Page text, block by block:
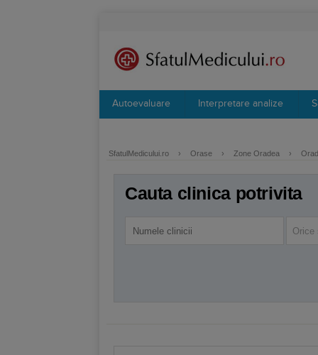
Autoevaluare Interpretare analize
SfatulMedicului.ro › Orase › Zone Oradea ›
Cauta clinica potrivita
Orice